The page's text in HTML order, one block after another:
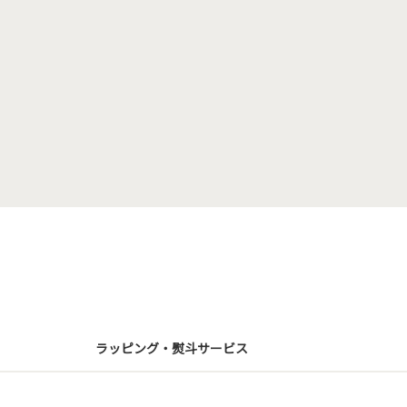
ラッピング・熨斗サービス